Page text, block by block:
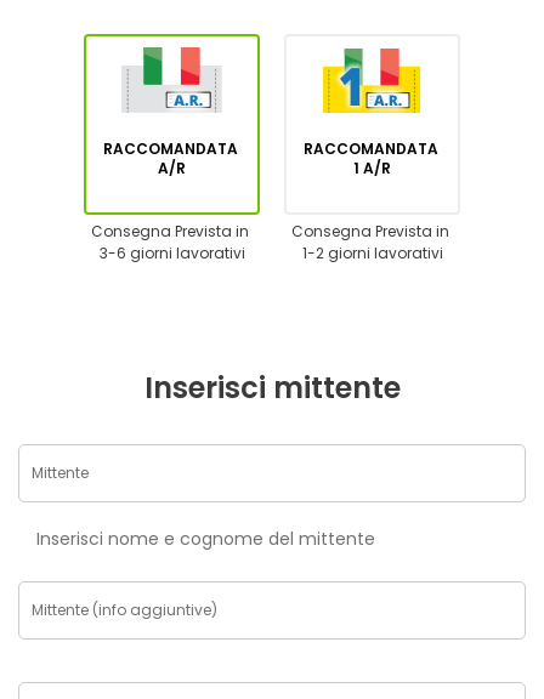
RACCOMANDATA
A/R
Consegna Prevista in
3-6 giorni lavorativi
RACCOMANDATA
1 A/R
Consegna Prevista in
1-2 giorni lavorativi
Inserisci mittente
Inserisci nome e cognome del mittente